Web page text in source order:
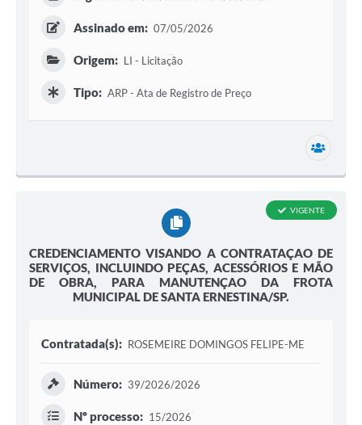
Assinado em: 07/05/2026
Origem: LI - Licitação
Tipo: ARP - Ata de Registro de Preço
CREDENCIAMENTO VISANDO A CONTRATAÇAO DE
SERVIÇOS, INCLUINDO PEÇAS, ACESSÓRIOS E MÃO
DE OBRA, PARA MANUTENÇAO DA FROTA
MUNICIPAL DE SANTA ERNESTINA/SP.
VIGENTE
Contratada(s): ROSEMEIRE DOMINGOS FELIPE-ME
Número: 39/2026/2026
Nº processo: 15/2026